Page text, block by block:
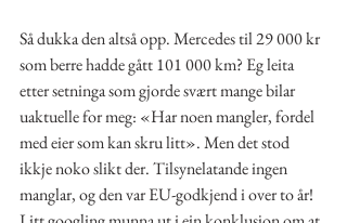
Så dukka den altså opp. Mercedes til 29 000 kr
som berre hadde gått 101 000 km? Eg leita
etter setninga som gjorde svært mange bilar
uaktuelle for meg: «Har noen mangler, fordel
med eier som kan skru litt». Men det stod
ikkje noko slikt der. Tilsynelatande ingen
manglar, og den var EU-godkjend i over to år!